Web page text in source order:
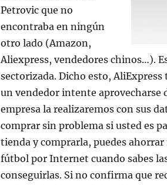
Petrovic que no
encontraba en ningún
otro lado (Amazon,
Aliexpress, vendedores chinos…).
sectorizada. Dicho esto,
un vendedor intente aprovecharse
empresa la realizaremos con sus
comprar sin problema si usted es
tienda y comprarla, puedes
fútbol por Internet cuando sabes
conseguirlas. Si no confirma que